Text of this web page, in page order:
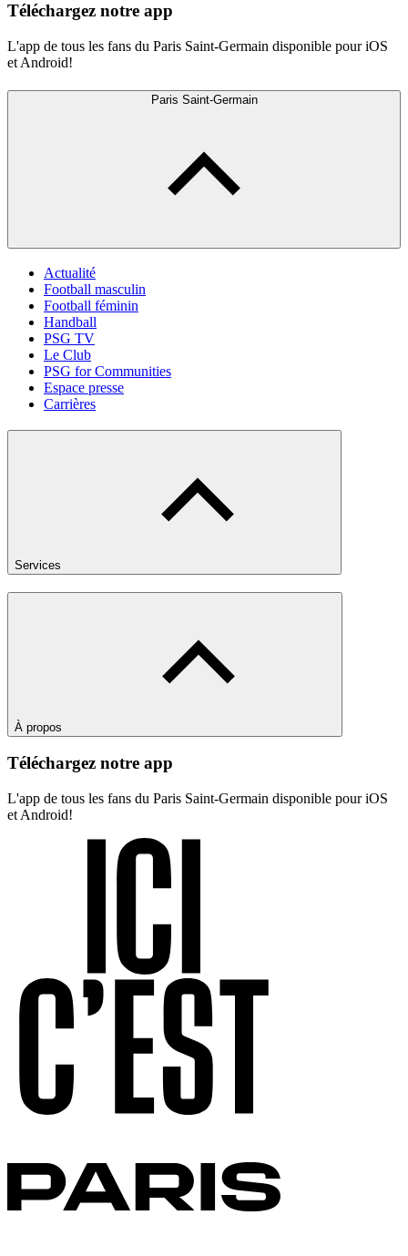
Téléchargez notre app
L'app de tous les fans du Paris Saint-Germain disponible pour iOS
et Android!
Paris Saint-Germain
Actualité
Football masculin
Football féminin
Handball
PSG TV
Le Club
PSG for Communities
Espace presse
Carrières
Services
À propos
Téléchargez notre app
L'app de tous les fans du Paris Saint-Germain disponible pour iOS
et Android!